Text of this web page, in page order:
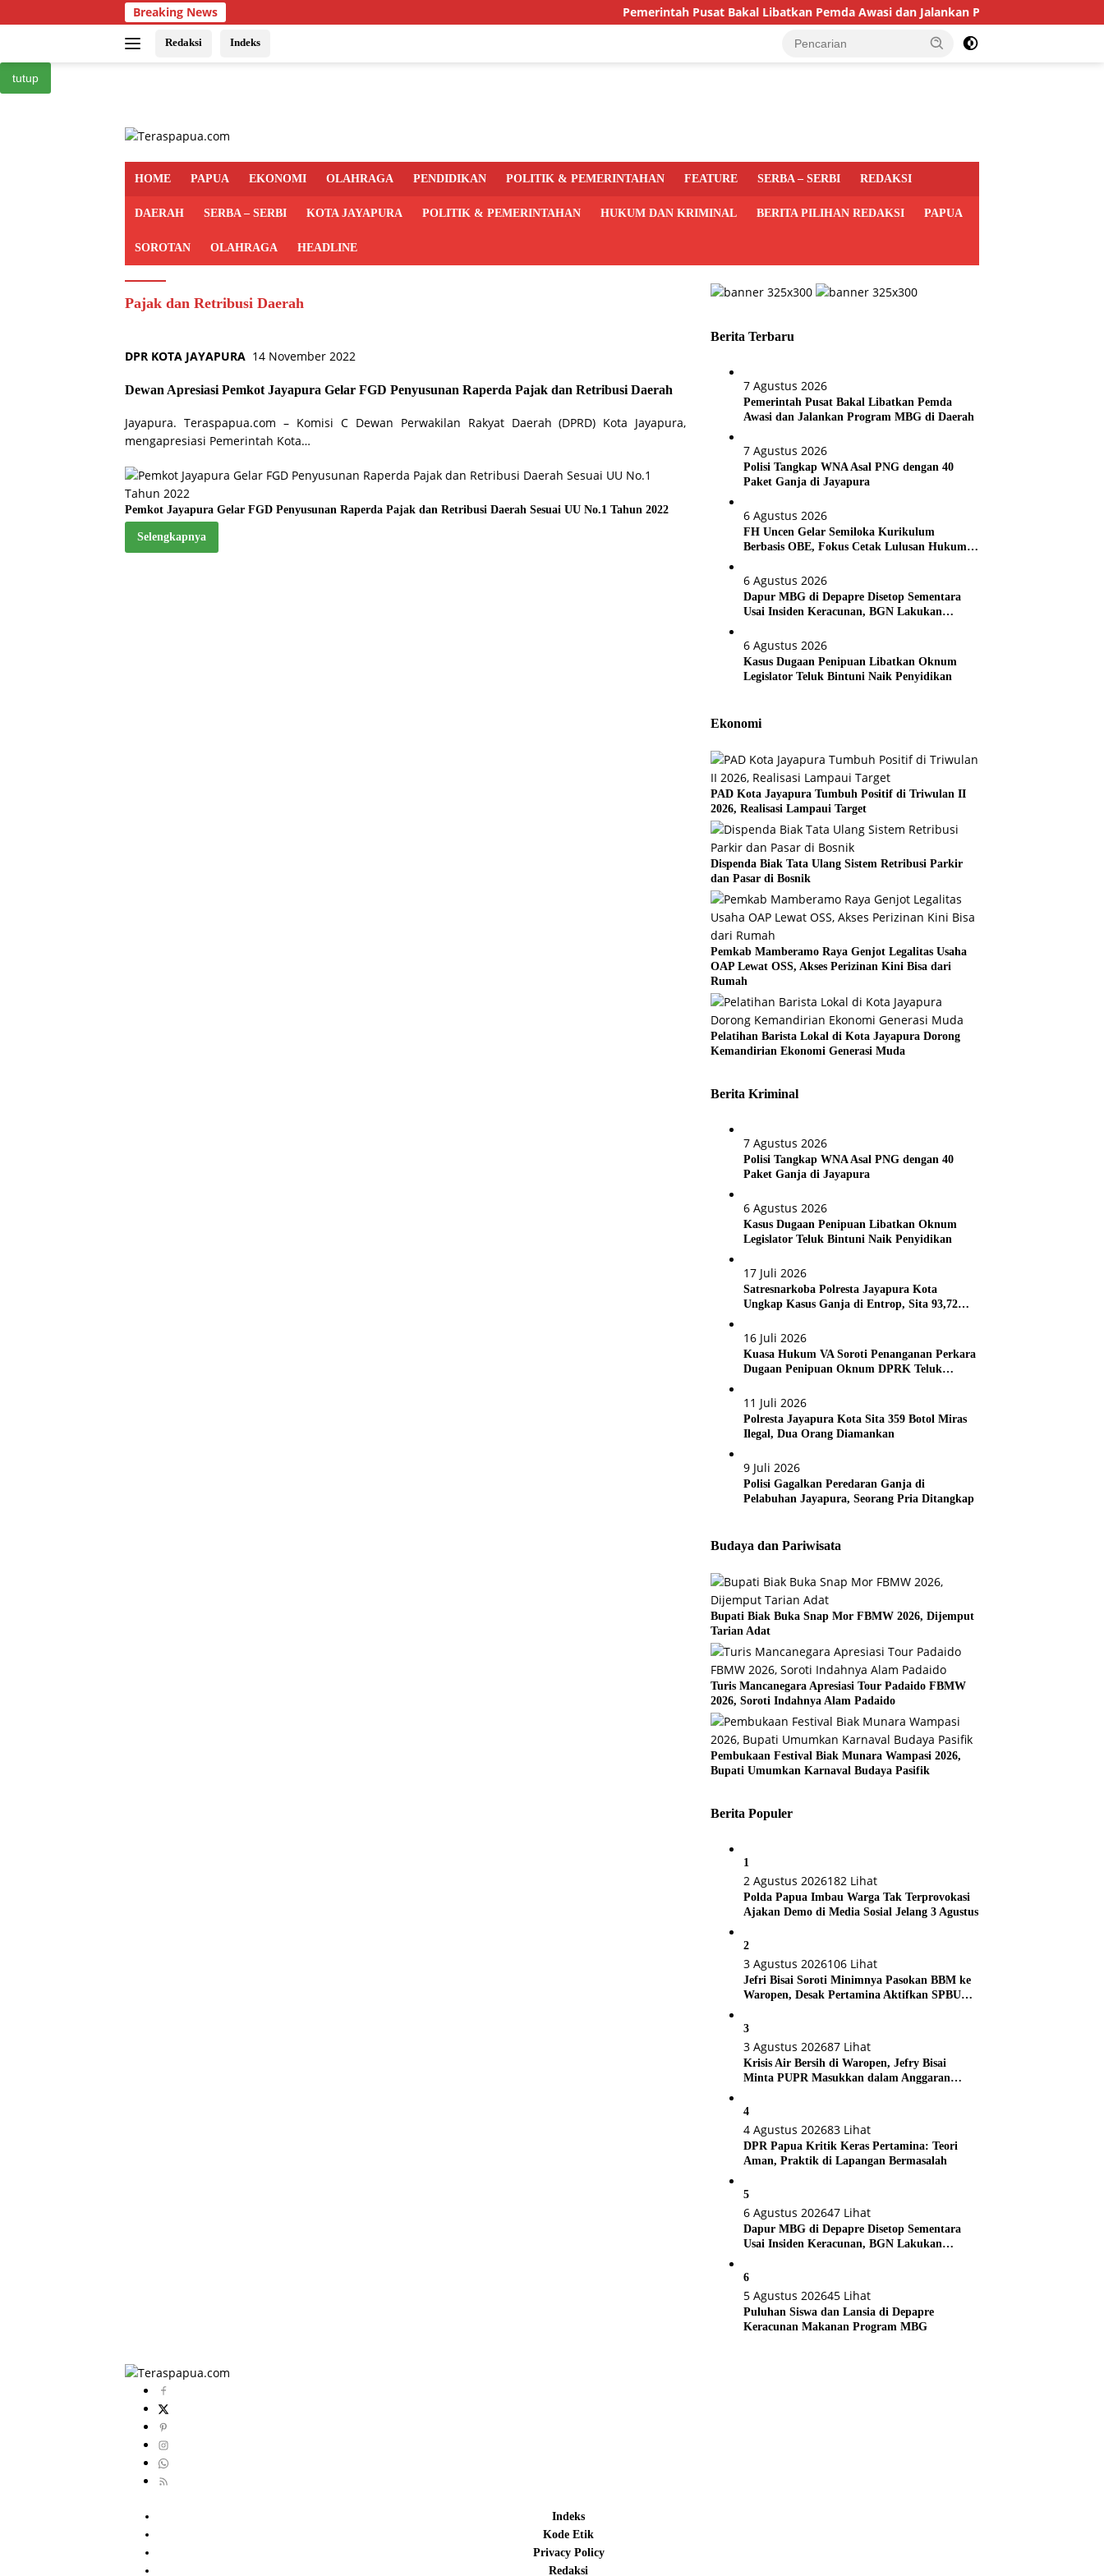
ke
Breaking News Pemerintah Pusat Bakal Libatkan Pemda Awasi dan Jalankan Program MBG di Daerah
Redaksi Indeks
tutup
HOME PAPUA EKONOMI OLAHRAGA PENDIDIKAN POLITIK & PEMERINTAHAN FEATURE SERBA – SERBI REDAKSI
DAERAH SERBA – SERBI KOTA JAYAPURA POLITIK & PEMERINTAHAN HUKUM DAN KRIMINAL BERITA PILIHAN REDAKSI PAPUA
SOROTAN OLAHRAGA HEADLINE
Pajak dan Retribusi Daerah
DPR KOTA JAYAPURA 14 November 2022
Dewan Apresiasi Pemkot Jayapura Gelar FGD Penyusunan Raperda Pajak dan Retribusi Daerah
Jayapura. Teraspapua.com – Komisi C Dewan Perwakilan Rakyat Daerah (DPRD) Kota Jayapura,
mengapresiasi Pemerintah Kota…
Pemkot Jayapura Gelar FGD Penyusunan Raperda Pajak dan Retribusi Daerah Sesuai UU No.1 Tahun 2022
Selengkapnya
Berita Terbaru
7 Agustus 2026
Pemerintah Pusat Bakal Libatkan Pemda
Awasi dan Jalankan Program MBG di Daerah
7 Agustus 2026
Polisi Tangkap WNA Asal PNG dengan 40
Paket Ganja di Jayapura
6 Agustus 2026
FH Uncen Gelar Semiloka Kurikulum
Berbasis OBE, Fokus Cetak Lulusan Hukum
6 Agustus 2026
Dapur MBG di Depapre Disetop Sementara
Usai Insiden Keracunan, BGN Lakukan
6 Agustus 2026
Kasus Dugaan Penipuan Libatkan Oknum
Legislator Teluk Bintuni Naik Penyidikan
Ekonomi
PAD Kota Jayapura Tumbuh Positif di Triwulan II
2026, Realisasi Lampaui Target
Dispenda Biak Tata Ulang Sistem Retribusi Parkir
dan Pasar di Bosnik
Pemkab Mamberamo Raya Genjot Legalitas Usaha
OAP Lewat OSS, Akses Perizinan Kini Bisa dari
Rumah
Pelatihan Barista Lokal di Kota Jayapura Dorong
Kemandirian Ekonomi Generasi Muda
Berita Kriminal
7 Agustus 2026
Polisi Tangkap WNA Asal PNG dengan 40
Paket Ganja di Jayapura
6 Agustus 2026
Kasus Dugaan Penipuan Libatkan Oknum
Legislator Teluk Bintuni Naik Penyidikan
17 Juli 2026
Satresnarkoba Polresta Jayapura Kota
Ungkap Kasus Ganja di Entrop, Sita 93,72
16 Juli 2026
Kuasa Hukum VA Soroti Penanganan Perkara
Dugaan Penipuan Oknum DPRK Teluk
11 Juli 2026
Polresta Jayapura Kota Sita 359 Botol Miras
Ilegal, Dua Orang Diamankan
9 Juli 2026
Polisi Gagalkan Peredaran Ganja di
Pelabuhan Jayapura, Seorang Pria Ditangkap
Budaya dan Pariwisata
Bupati Biak Buka Snap Mor FBMW 2026, Dijemput
Tarian Adat
Turis Mancanegara Apresiasi Tour Padaido FBMW
2026, Soroti Indahnya Alam Padaido
Pembukaan Festival Biak Munara Wampasi 2026,
Bupati Umumkan Karnaval Budaya Pasifik
Berita Populer
1
2 Agustus 2026182 Lihat
Polda Papua Imbau Warga Tak Terprovokasi
Ajakan Demo di Media Sosial Jelang 3 Agustus
2
3 Agustus 2026106 Lihat
Jefri Bisai Soroti Minimnya Pasokan BBM ke
Waropen, Desak Pertamina Aktifkan SPBU
3
3 Agustus 202687 Lihat
Krisis Air Bersih di Waropen, Jefry Bisai
Minta PUPR Masukkan dalam Anggaran
4
4 Agustus 202683 Lihat
DPR Papua Kritik Keras Pertamina: Teori
Aman, Praktik di Lapangan Bermasalah
5
6 Agustus 202647 Lihat
Dapur MBG di Depapre Disetop Sementara
Usai Insiden Keracunan, BGN Lakukan
6
5 Agustus 202645 Lihat
Puluhan Siswa dan Lansia di Depapre
Keracunan Makanan Program MBG
Indeks
Kode Etik
Privacy Policy
Redaksi